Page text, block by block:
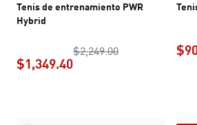
Tenis de entrenamiento PWR
Hybrid
$2,249.00precio original
$1,349.40